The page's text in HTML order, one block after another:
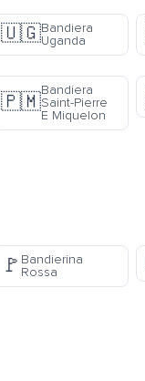
🇺🇬Bandiera
Uganda
🇵🇲
Bandiera
Saint-Pierre
E Miquelon
🚩 Bandierina
Rossa